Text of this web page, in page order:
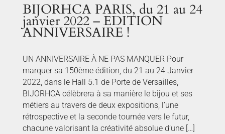
BIJORHCA PARIS, du 21 au 24
janvier 2022 – EDITION
ANNIVERSAIRE !
UN ANNIVERSAIRE À NE PAS MANQUER Pour
marquer sa 150ème édition, du 21 au 24 Janvier
2022, dans le Hall 5.1 de Porte de Versailles,
BIJORHCA célèbrera à sa manière le bijou et ses
métiers au travers de deux expositions, l’une
rétrospective et la seconde tournée vers le futur,
chacune valorisant la créativité absolue d’une […]